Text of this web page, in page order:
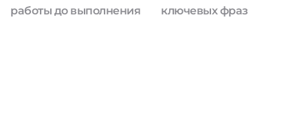
работы до выполнения
ключевых фраз